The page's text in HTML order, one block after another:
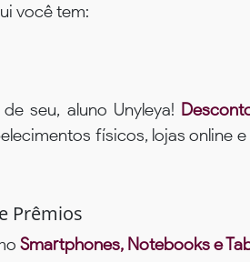
você tem:
seu, aluno Unyleya!
físicos, lojas online
Prêmios
Smartphones, Notebooks e